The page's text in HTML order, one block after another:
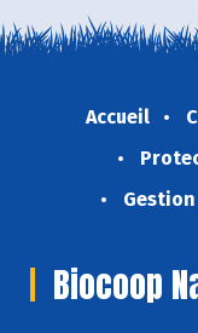
Accueil
Biocoop